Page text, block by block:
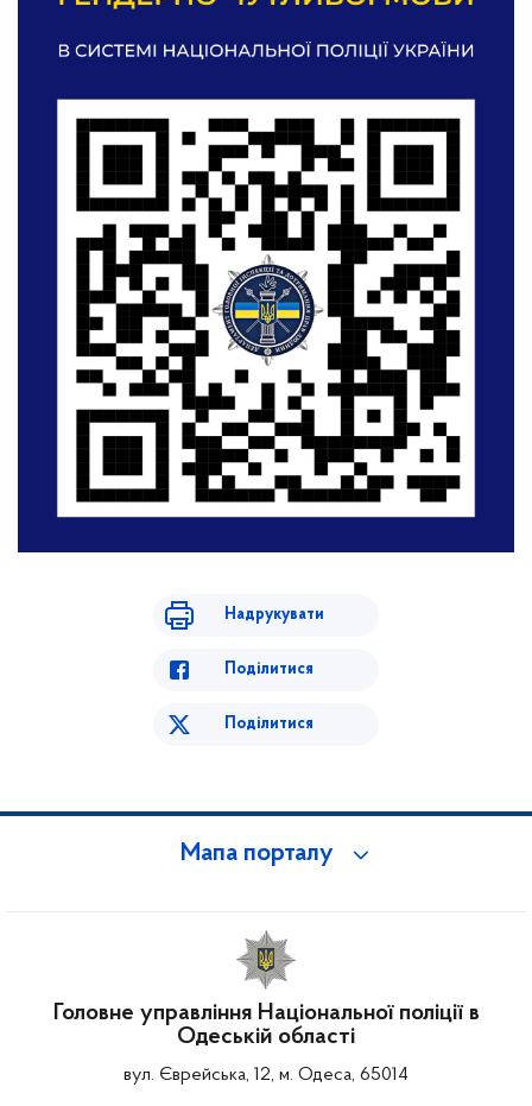
Надрукувати
Поділитися
Поділитися
Мапа порталу
Головне управління Національної поліції в
Одеській області
вул. Єврейська, 12, м. Одеса, 65014